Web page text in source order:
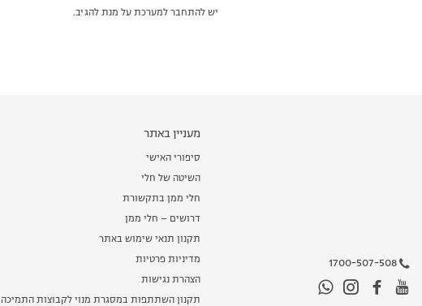
יש להתחבר למערכת על מנת להגיב.
1700-507-508
מעניין באתר
סיפורי האישי
השיטה של חלי
חלי ממן בתקשורת
דרושים – חלי ממן
תקנון תנאי שימוש באתר
מדיניות פרטיות
הצהרת נגישות
תקנון השתתפות במסגרת מנוי לקבוצות התמיכה